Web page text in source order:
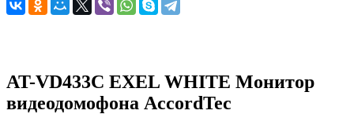
AT-VD433C EXEL WHITE Монитор
видеодомофона AccordTec